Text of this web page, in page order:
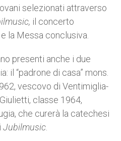
selezionati attraverso
il concerto
la Messa conclusiva.
presenti anche i due
il “padrone di casa” mons.
vescovo di Ventimiglia-
classe 1964,
che curerà la catechesi
Jubilmusic